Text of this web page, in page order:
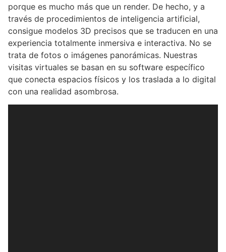
porque es mucho más que un render. De hecho, y a
través de procedimientos de inteligencia artificial,
consigue modelos 3D precisos que se traducen en una
experiencia totalmente inmersiva e interactiva. No se
trata de fotos o imágenes panorámicas. Nuestras
visitas virtuales se basan en su software específico
que conecta espacios físicos y los traslada a lo digital
con una realidad asombrosa.